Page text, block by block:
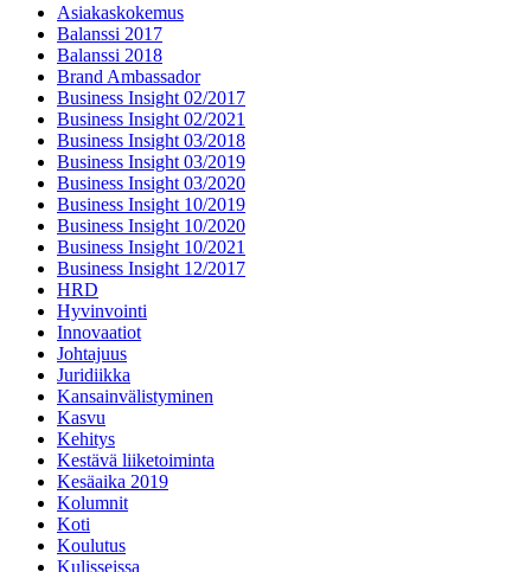
Asiakaskokemus
Balanssi 2017
Balanssi 2018
Brand Ambassador
Business Insight 02/2017
Business Insight 02/2021
Business Insight 03/2018
Business Insight 03/2019
Business Insight 03/2020
Business Insight 10/2019
Business Insight 10/2020
Business Insight 10/2021
Business Insight 12/2017
HRD
Hyvinvointi
Innovaatiot
Johtajuus
Juridiikka
Kansainvälistyminen
Kasvu
Kehitys
Kestävä liiketoiminta
Kesäaika 2019
Kolumnit
Koti
Koulutus
Kulisseissa